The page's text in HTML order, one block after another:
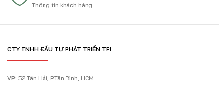
Thông tin khách hàng
CTY TNHH ĐẦU TƯ PHÁT TRIỂN TPI
VP: 52 Tân Hải, P.Tân Bình, HCM